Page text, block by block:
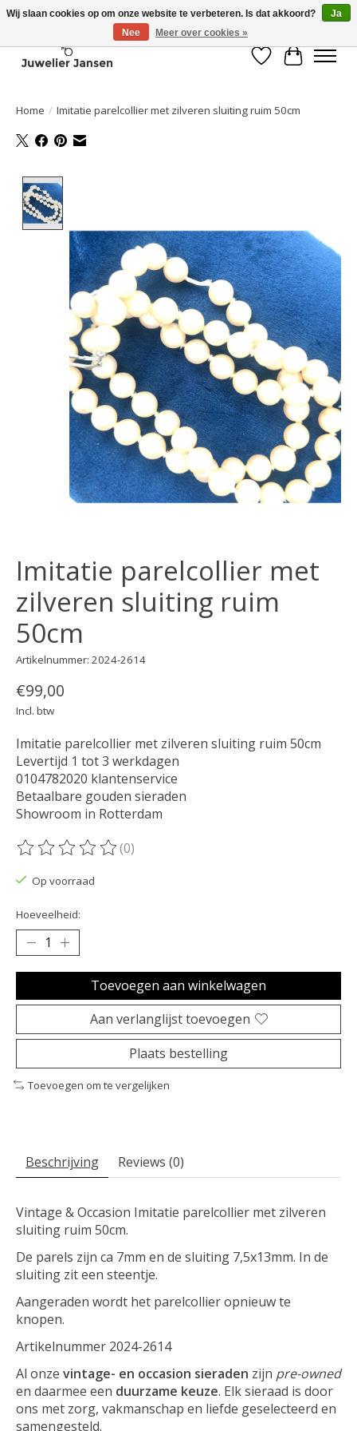
Verlanglijst
Home / Imitatie parelcollier met zilveren sluiting ruim 50cm
Imitatie parelcollier met
zilveren sluiting ruim
50cm
Artikelnummer: 2024-2614
€99,00
Incl. btw
Imitatie parelcollier met zilveren sluiting ruim 50cm
Levertijd 1 tot 3 werkdagen
0104782020 klantenservice
Betaalbare gouden sieraden
Showroom in Rotterdam
De beoordeling van dit product is
(0)
Op voorraad
Hoeveelheid:
Toevoegen aan winkelwagen
Aan verlanglijst toevoegen
Plaats bestelling
Toevoegen om te vergelijken
Beschrijving Reviews (0)
Vintage & Occasion Imitatie parelcollier met zilveren
sluiting ruim 50cm.
De parels zijn ca 7mm en de sluiting 7,5x13mm. In de
sluiting zit een steentje.
Aangeraden wordt het parelcollier opnieuw te
knopen.
Artikelnummer 2024-2614
Al onze vintage- en occasion sieraden zijn pre-owned
en daarmee een duurzame keuze. Elk sieraad is door
ons met zorg, vakmanschap en liefde geselecteerd en
samengesteld.
Wij slaan cookies op om onze website te verbeteren. Is dat akkoord?
Ja
Nee
Meer over cookies »